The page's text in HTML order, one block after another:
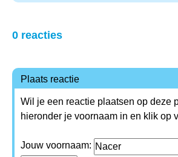
0 reacties
Plaats reactie
Wil je een reactie plaatsen op deze
hieronder je voornaam in en klik op
Jouw voornaam: